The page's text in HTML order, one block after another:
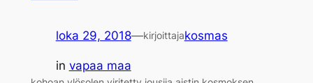
loka 29, 2018—kirjoittajakosmas
in vapaa maa